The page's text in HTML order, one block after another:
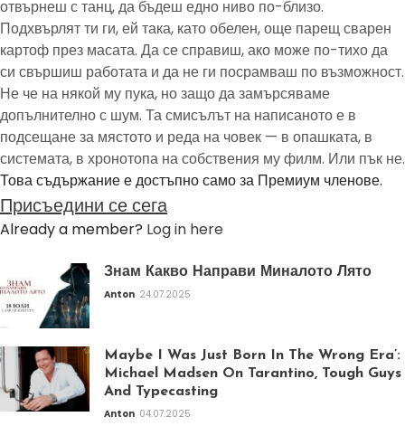
отвърнеш с танц, да бъдеш едно ниво по-близо.
Подхвърлят ти ги, ей така, като обелен, още парещ сварен
картоф през масата. Да се справиш, ако може по-тихо да
си свършиш работата и да не ги посрамваш по възможност.
Не че на някой му пука, но защо да замърсяваме
допълнително с шум. Та смисълът на написаното е в
подсещане за мястото и реда на човек — в опашката, в
системата, в хронотопа на собствения му филм. Или пък не.
Това съдържание е достъпно само за Премиум членове.
Присъедини се сега
Already a member? Log in here
Знам Какво Направи Миналото Лято
Anton 24.07.2025
Maybe I Was Just Born In The Wrong Era’:
Michael Madsen On Tarantino, Tough Guys
And Typecasting
Anton 04.07.2025